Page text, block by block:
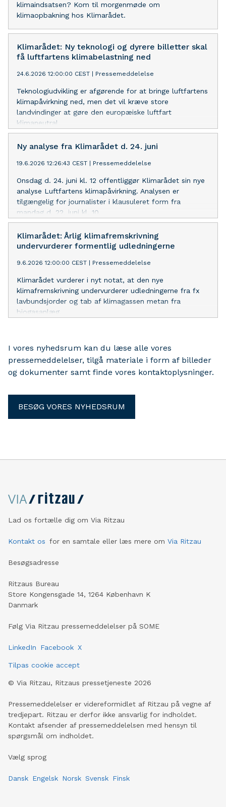
klimaindsatsen? Kom til morgenmøde om
klimaopbakning hos Klimarådet.
Klimarådet: Ny teknologi og dyrere billetter skal
få luftfartens klimabelastning ned
24.6.2026 12:00:00 CEST Pressemeddelelse
Teknologiudvikling er afgørende for at bringe luftfartens
klimapåvirkning ned, men det vil kræve store
landvindinger at gøre den europæiske luftfart
klimaneutral.
Ny analyse fra Klimarådet d. 24. juni
19.6.2026 12:26:43 CEST Pressemeddelelse
Onsdag d. 24. juni kl. 12 offentliggør Klimarådet sin nye
analyse Luftfartens klimapåvirkning. Analysen er
tilgængelig for journalister i klausuleret form fra
mandag d. 22. juni kl. 10.
Klimarådet: Årlig klimafremskrivning
undervurderer formentlig udledningerne
9.6.2026 12:00:00 CEST Pressemeddelelse
Klimarådet vurderer i nyt notat, at den nye
klimafremskrivning undervurderer udledningerne fra fx
lavbundsjorder og tab af klimagassen metan fra
biogasanlæg.
I vores nyhedsrum kan du læse alle vores
pressemeddelelser, tilgå materiale i form af billeder
og dokumenter samt finde vores kontaktoplysninger.
BESØG VORES NYHEDSRUM
Lad os fortælle dig om Via Ritzau
Kontakt os for en samtale eller læs mere om Via Ritzau
Besøgsadresse
Ritzaus Bureau
Store Kongensgade 14, 1264 København K
Danmark
Følg Via Ritzau pressemeddelelser på SOME
LinkedIn Facebook X
Tilpas cookie accept
© Via Ritzau, Ritzaus pressetjeneste 2026
Pressemeddelelser er videreformidlet af Ritzau på vegne af
tredjepart. Ritzau er derfor ikke ansvarlig for indholdet.
Kontakt afsender af pressemeddelelsen med hensyn til
spørgsmål om indholdet.
Vælg sprog
Dansk Engelsk Norsk Svensk Finsk